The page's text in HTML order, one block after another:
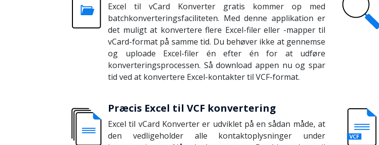
Excel til vCard Konverter gratis kommer op med
batchkonverteringsfaciliteten. Med denne applikation er
det muligt at konvertere flere Excel-filer eller -mapper til
vCard-format på samme tid. Du behøver ikke at gennemse
og uploade Excel-filer én efter én for at udføre
konverteringsprocessen. Så download appen nu og spar
tid ved at konvertere Excel-kontakter til VCF-format.
Præcis Excel til VCF konvertering
Excel til vCard Konverter er udviklet på en sådan måde, at
den vedligeholder alle kontaktoplysninger under